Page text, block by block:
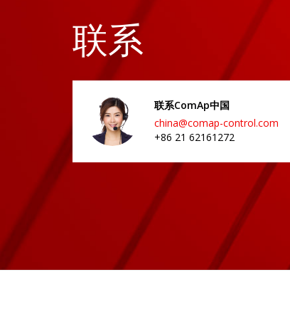
联系
联系ComAp中国
china@comap-control.com
+86 21 62161272